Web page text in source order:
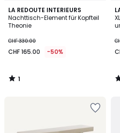
LA REDOUTE INTERIEURS
Nachttisch-Element für Kopfteil
Theonie
CHF 330.00
CHF 165.00 -50%
1
/
5
1
/
/